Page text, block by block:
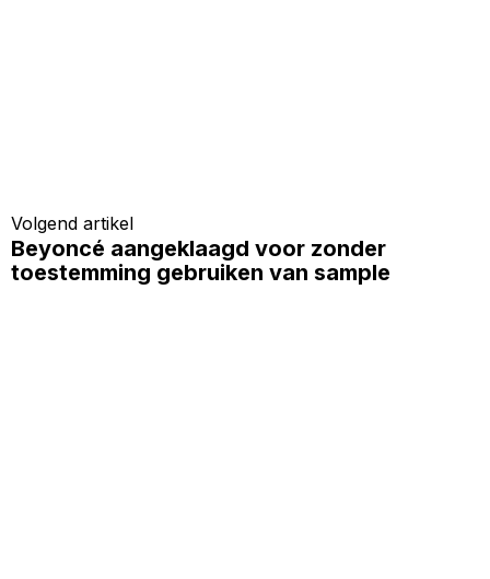
Volgend artikel
Beyoncé aangeklaagd voor zonder
toestemming gebruiken van sample